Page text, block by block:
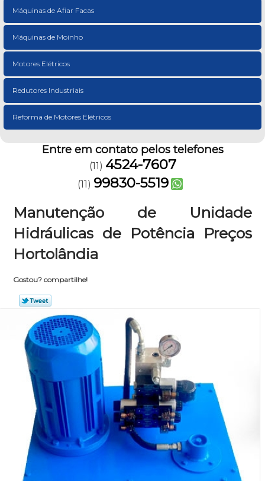
Máquinas de Afiar Facas
Máquinas de Moinho
Motores Elétricos
Redutores Industriais
Reforma de Motores Elétricos
Entre em contato pelos telefones
(11) 4524-7607
(11) 99830-5519
Manutenção de Unidade
Hidráulicas de Potência Preços
Hortolândia
Gostou? compartilhe!